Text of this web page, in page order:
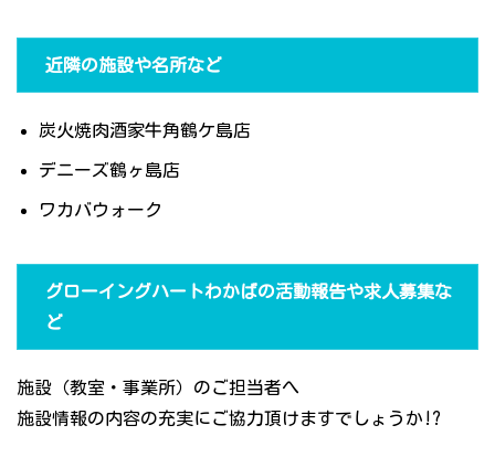
近隣の施設や名所など
炭火焼肉酒家牛角鶴ケ島店
デニーズ鶴ヶ島店
ワカバウォーク
グローイングハートわかばの活動報告や求人募集な
ど
施設（教室・事業所）のご担当者へ
施設情報の内容の充実にご協力頂けますでしょうか!?